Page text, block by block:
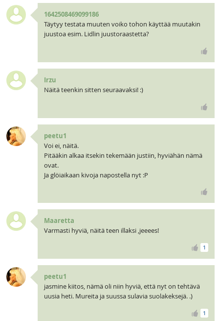
1642508469099186
Täytyy testata muuten voiko tohon käyttää muutakin
juustoa esim. Lidlin juustoraastetta?
Irzu
Näitä teenkin sitten seuraavaksi! :)
peetu1
Voi ei, näitä.
Pitääkin alkaa itsekin tekemään justiin, hyviähän nämä
ovat.
Ja glöiaikaan kivoja napostella nyt :P
Maaretta
Varmasti hyviä, näitä teen illaksi ,jeeees!
1
peetu1
jasmine kiitos, nämä oli niin hyviä, että nyt on tehtävä
uusia heti. Mureita ja suussa sulavia suolakeksejä. .)
1